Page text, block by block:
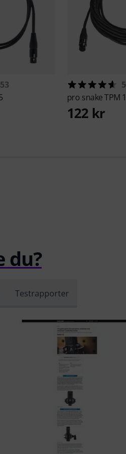
pro snakeTPM
122 kr
du?
Testrapporter